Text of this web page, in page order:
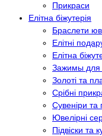
Прикраси
Елітна біжутерія
Браслети
Елітні
Елітна
Зажимы для
Золоті та
Срібні
Сувеніри та
Ювелірні
Підвіски та